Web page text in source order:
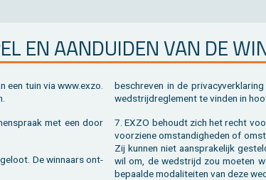
EN AAN­DUI­DEN VAN DE
een tuin via www.​exzo.​
met een door
De win­naars ont­
be­schre­ven in de
wed­strijd­re­gle­ment te vin­den in
7. EXZO be­houdt zich het recht
voor­zie­ne om­stan­dig­he­den of
Zij kun­nen niet aan­spra­ke­lijk
wil om, de wed­strijd zou moe­ten
be­paal­de mo­da­li­tei­ten van deze